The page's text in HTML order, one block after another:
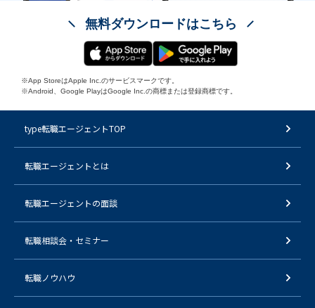
無料ダウンロードはこちら
※App StoreはApple Inc.のサービスマークです。
※Android、Google PlayはGoogle Inc.の商標または登録商標です。
type転職エージェントTOP
転職エージェントとは
転職エージェントの面談
転職相談会・セミナー
転職ノウハウ